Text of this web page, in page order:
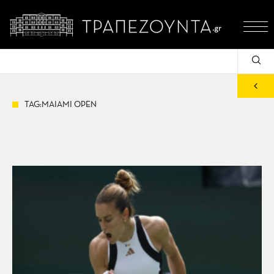
TAG:MAIAMI OPEN